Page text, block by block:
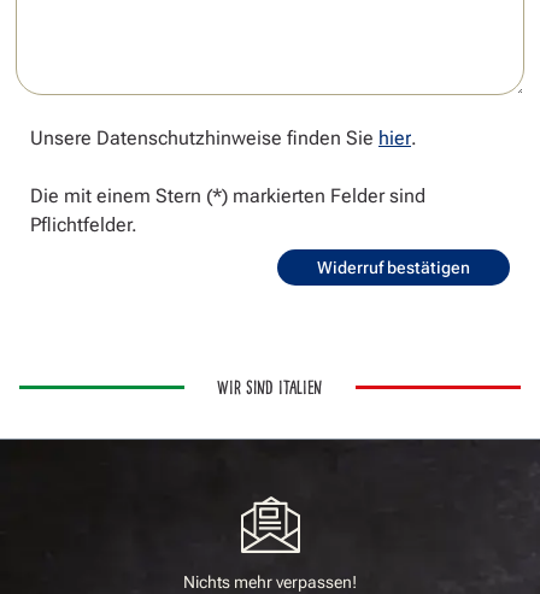
Unsere Datenschutzhinweise finden Sie hier.
Die mit einem Stern (*) markierten Felder sind
Pflichtfelder.
Widerruf bestätigen
WIR SIND ITALIEN
Nichts mehr verpassen!